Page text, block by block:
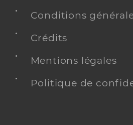
Conditions
Crédits
Mentions légales
Politique de